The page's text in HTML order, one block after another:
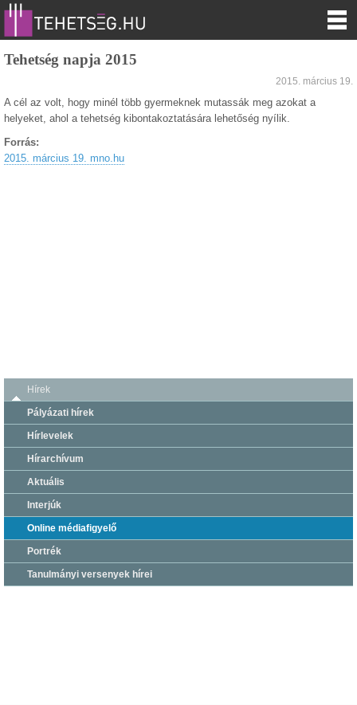
Tehetség napja 2015
2015. március 19.
A cél az volt, hogy minél több gyermeknek mutassák meg azokat a
helyeket, ahol a tehetség kibontakoztatására lehetőség nyílik.
Forrás:
2015. március 19. mno.hu
Hírek
Pályázati hírek
Hírlevelek
Hírarchívum
Aktuális
Interjúk
Online médiafigyelő
Portrék
Tanulmányi versenyek hírei